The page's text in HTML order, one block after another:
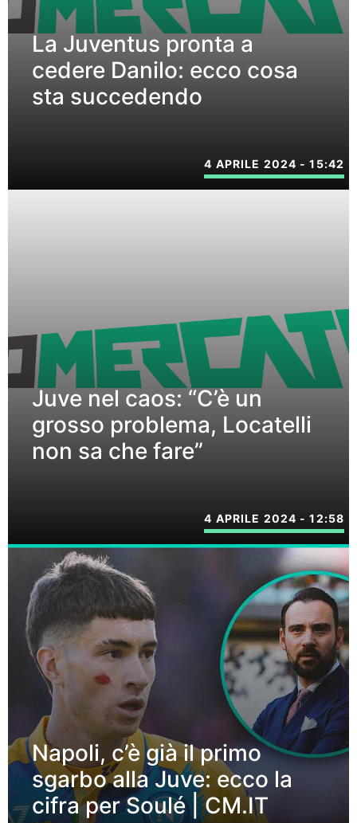
La Juventus pronta a
cedere Danilo: ecco cosa
sta succedendo
4 APRILE 2024 - 15:42
Juve nel caos: “C’è un
grosso problema, Locatelli
non sa che fare”
4 APRILE 2024 - 12:58
Napoli, c’è già il primo
sgarbo alla Juve: ecco la
cifra per Soulé | CM.IT